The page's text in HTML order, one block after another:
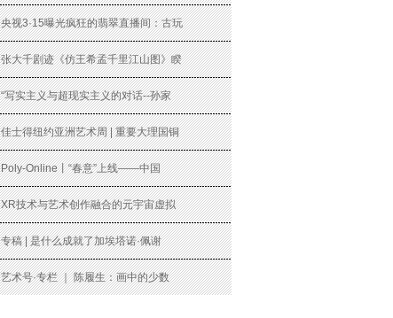
央视3·15曝光疯狂的翡翠直播间：古玩
张大千剧迹《仿王希孟千里江山图》睽
“写实主义与超现实主义的对话--孙家
佳士得纽约亚洲艺术周 | 重要大理国铜
Poly-Online丨“春意”上线——中国
XR技术与艺术创作融合的元宇宙虚拟
专稿 | 是什么成就了加埃塔诺·佩谢
艺术号·专栏 ｜ 陈履生：画中的少数